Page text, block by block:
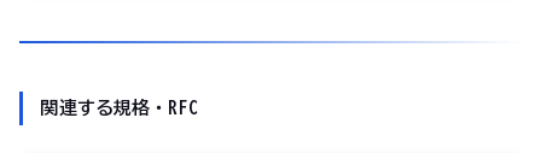
関連する規格・RFC